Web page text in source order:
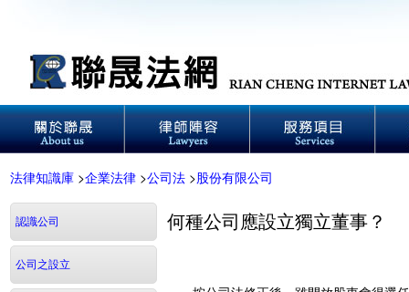
法律知識庫 >企業法律 >公司法 >股份有限公司
認識公司
公司之設立
何種公司應設立獨立董事？